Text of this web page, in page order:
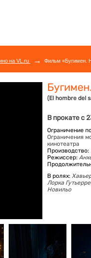
на VL.ru → Фильм «Бугимен.
(El hombre del
В прокате с
Ограничение
Ограничения
кинотеатра
Производство:
Режиссер:
В ролях:
Лорка
Новильо